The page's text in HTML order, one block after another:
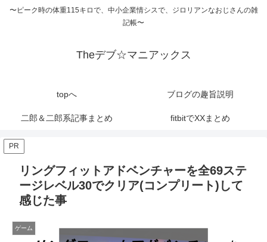
〜ピーク時の体重115キロで、中小企業情シスで、ジロリアンなおじさんの雑
記帳〜
Theデブ☆マニアックス
topへ ブログの趣旨説明
二郎＆二郎系記事まとめ fitbitでXXまとめ
PR
リングフィットアドベンチャーを全69ステ
ージレベル30でクリア(コンプリート)して
感じた事
ゲーム